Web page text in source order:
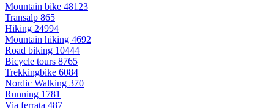
Mountain bike 48123
Transalp 865
Hiking 24994
Mountain hiking 4692
Road biking 10444
Bicycle tours 8765
Trekkingbike 6084
Nordic Walking 370
Running 1781
Via ferrata 487